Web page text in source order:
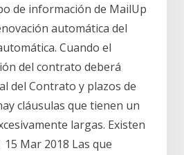
de información de MailUp
automática del
Cuando el
del contrato deberá
del Contrato y plazos de
cláusulas que tienen un
largas. Existen
Mar 2018 Las que